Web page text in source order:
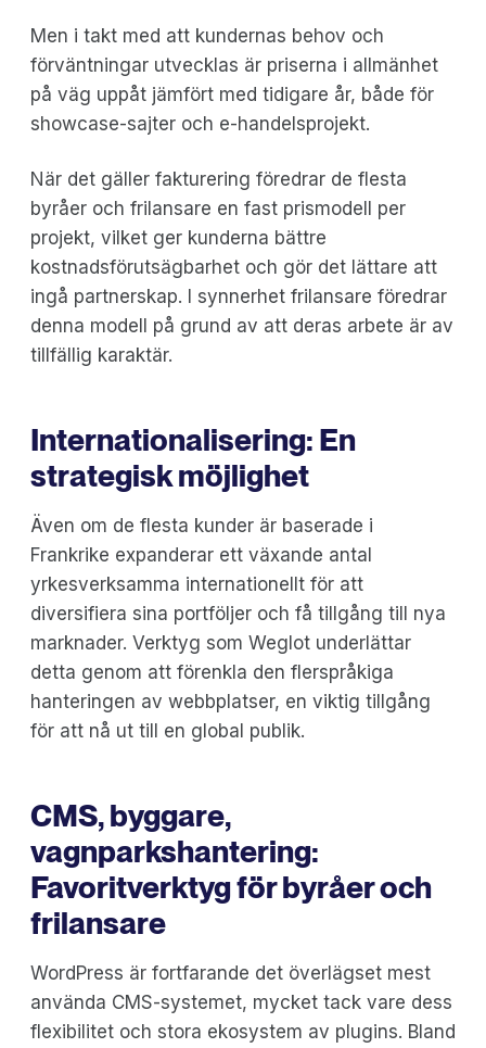
Men i takt med att kundernas behov och
förväntningar utvecklas är priserna i allmänhet
på väg uppåt jämfört med tidigare år, både för
showcase-sajter och e-handelsprojekt.
När det gäller fakturering föredrar de flesta
byråer och frilansare en fast prismodell per
projekt, vilket ger kunderna bättre
kostnadsförutsägbarhet och gör det lättare att
ingå partnerskap. I synnerhet frilansare föredrar
denna modell på grund av att deras arbete är av
tillfällig karaktär.
Internationalisering: En
strategisk möjlighet
Även om de flesta kunder är baserade i
Frankrike expanderar ett växande antal
yrkesverksamma internationellt för att
diversifiera sina portföljer och få tillgång till nya
marknader. Verktyg som Weglot underlättar
detta genom att förenkla den flerspråkiga
hanteringen av webbplatser, en viktig tillgång
för att nå ut till en global publik.
CMS, byggare,
vagnparkshantering:
Favoritverktyg för byråer och
frilansare
WordPress är fortfarande det överlägset mest
använda CMS-systemet, mycket tack vare dess
flexibilitet och stora ekosystem av plugins. Bland